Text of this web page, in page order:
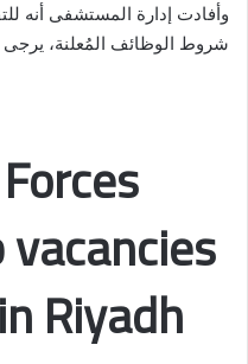
وأفادت إدارة المستشفى أنه
شروط الوظائف المُعلنة، يرجى
Riyadh